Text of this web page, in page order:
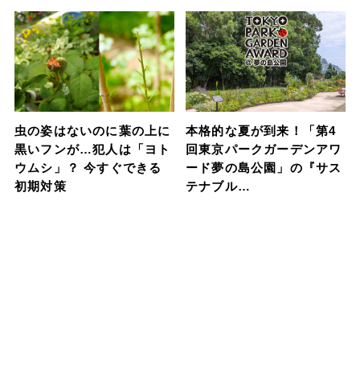
虫の姿はないのに葉の上に
黒いフンが…犯人は「ヨト
ウムシ」？ 今すぐできる
初期対策
本格的な夏が到来！「第4
回東京パークガーデンアワ
ード夢の島公園」の『サス
テナブル…